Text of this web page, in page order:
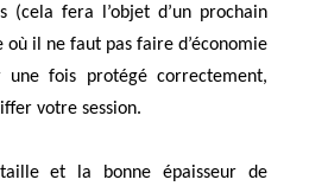
(cela fera l’objet d’un prochain
où il ne faut pas faire d’économie
une fois protégé correctement,
votre session.
et la bonne épaisseur de